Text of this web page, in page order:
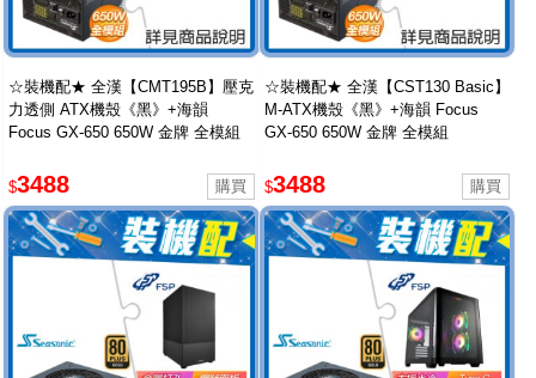
☆裝機配★ 全漢【CMT195B】壓克
力透側 ATX機殼《黑》+海韻
Focus GX-650 650W 金牌 全模組
$3488
☆裝機配★ 全漢【CST130 Basic】
M-ATX機殼《黑》+海韻 Focus
GX-650 650W 金牌 全模組
$3488